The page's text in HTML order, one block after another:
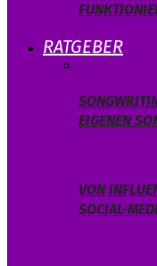
RATGEBER
EIGENEN
VON
SOCIAL-